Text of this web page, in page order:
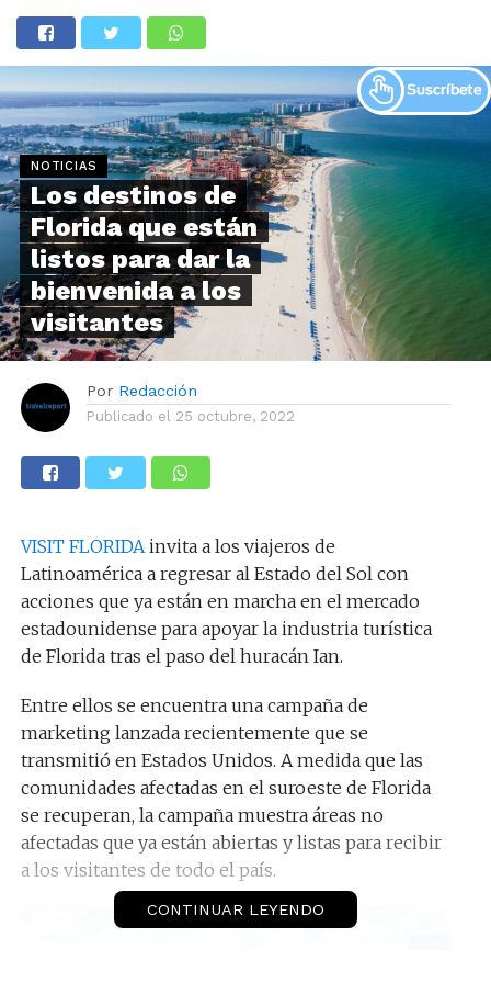
NOTICIAS
Los destinos de
Florida que están
listos para dar la
bienvenida a los
visitantes
Por Redacción
Publicado el 25 octubre, 2022
VISIT FLORIDA invita a los viajeros de
Latinoamérica a regresar al Estado del Sol con
acciones que ya están en marcha en el mercado
estadounidense para apoyar la industria turística
de Florida tras el paso del huracán Ian.
Entre ellos se encuentra una campaña de
marketing lanzada recientemente que se
transmitió en Estados Unidos. A medida que las
comunidades afectadas en el suroeste de Florida
se recuperan, la campaña muestra áreas no
afectadas que ya están abiertas y listas para recibir
a los visitantes de todo el país.
CONTINUAR LEYENDO